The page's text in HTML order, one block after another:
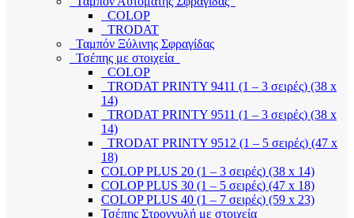
COLOP
TRODAT
Ταμπόν Ξύλινης Σφραγίδας
Τσέπης με στοιχεία
COLOP
TRODAT PRINTY 9411 (1 – 3 σειρές) (38 x
14)
TRODAT PRINTY 9511 (1 – 3 σειρές) (38 x
14)
TRODAT PRINTY 9512 (1 – 5 σειρές) (47 x
18)
COLOP PLUS 20 (1 – 3 σειρές) (38 x 14)
COLOP PLUS 30 (1 – 5 σειρές) (47 x 18)
COLOP PLUS 40 (1 – 7 σειρές) (59 x 23)
Τσέπης Στρογγυλή με στοιχεία